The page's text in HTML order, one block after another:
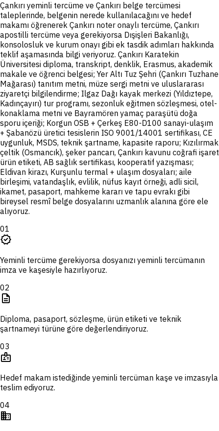
Çankırı yeminli tercüme ve Çankırı belge tercümesi
taleplerinde, belgenin nerede kullanılacağını ve hedef
makamı öğrenerek Çankırı noter onaylı tercüme, Çankırı
apostilli tercüme veya gerekiyorsa Dışişleri Bakanlığı,
konsolosluk ve kurum onayı gibi ek tasdik adımları hakkında
teklif aşamasında bilgi veriyoruz. Çankırı Karatekin
Üniversitesi diploma, transkript, denklik, Erasmus, akademik
makale ve öğrenci belgesi; Yer Altı Tuz Şehri (Çankırı Tuzhane
Mağarası) tanıtım metni, müze sergi metni ve uluslararası
ziyaretçi bilgilendirme; Ilgaz Dağı kayak merkezi (Yıldıztepe,
Kadınçayırı) tur programı, sezonluk eğitmen sözleşmesi, otel-
konaklama metni ve Bayramören yamaç paraşütü doğa
sporu içeriği; Korgun OSB + Çerkeş E80-D100 sanayi-ulaşım
+ Şabanözü üretici tesislerin ISO 9001/14001 sertifikası, CE
uygunluk, MSDS, teknik şartname, kapasite raporu; Kızılırmak
çeltik (Osmancık), şeker pancarı, Çankırı kavunu coğrafi işaret
ürün etiketi, AB sağlık sertifikası, kooperatif yazışması;
Eldivan kirazı, Kurşunlu termal + ulaşım dosyaları; aile
birleşimi, vatandaşlık, evlilik, nüfus kayıt örneği, adli sicil,
ikamet, pasaport, mahkeme kararı ve tapu evrakı gibi
bireysel resmî belge dosyalarını uzmanlık alanına göre ele
alıyoruz.
01
verified
Yeminli tercüme gerekiyorsa dosyanızı yeminli tercümanın
imza ve kaşesiyle hazırlıyoruz.
02
description
Diploma, pasaport, sözleşme, ürün etiketi ve teknik
şartnameyi türüne göre değerlendiriyoruz.
03
badge
Hedef makam istediğinde yeminli tercüman kaşe ve imzasıyla
teslim ediyoruz.
04
domain